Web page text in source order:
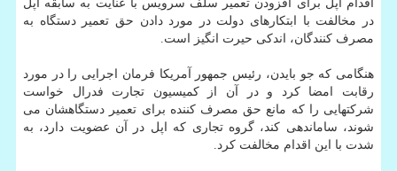
اقدام اپل برای افزودن تعمیر سلف سرویس با عنایت به سابقه اپل
در مخالفت با ابتکارهای دولت در مورد دادن حق تعمیر دستگاه به
مصرف کنندگان، اندکی حیرت انگیز است.
هنگامی که جو بایدن، رئیس جمهور آمریکا فرمان اجرایی را در مورد
رقابت امضا کرد و در آن از کمیسیون تجارت فدرال خواست
شرکتهایی را که مانع حق مصرف کننده برای تعمیر دستگاهشان می
شوند، ساماندهی کند، گروه تجاری که اپل در آن عضویت دارد، به
شدت با این اقدام مخالفت کرد.